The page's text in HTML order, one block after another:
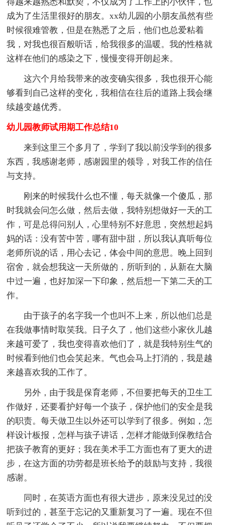
成为了生活里很好的朋友。xx幼儿园的小朋友虽然有些
时候很难管教，但是在熟悉了之后，他们也总爱粘着
我，对我也很百般听话，给我很多的温暖。我的性格就
这样在他们的感染之下，慢慢变得开朗起来。
这六个月给我带来的改变确实很多，我也很开心能
够看到自己这样的变化，我相信在往后的道路上我会继
续越变越优秀。
幼儿园教师试用期工作总结10
来到这里三个多月了，学到了我以前没学到的很多
东西，我感谢老师，感谢园里的领导，对我工作的信任
与支持。
刚来的时候我什么也不懂，每天就像一个傻瓜，那
时我就会问怎么做，然后去做，我特别想做好一天的工
作，可是总得问别人，心里特别不好意思，突然想起妈
妈的话：没有苦中苦，哪有甜中甜，所以我认真听每位
老师所说的话，用心去记，体会中间的意思。晚上回到
宿舍，就会想我这一天所做的，所听到的，从新在大脑
中过一遍，也好加深一下印象，然后想一下第二天的工
作。
由于孩子的名字我一个也叫不上来，所以他们总是
在我做事情时取笑我。日子久了，他们这些小家伙儿越
来越可爱了，我也变得喜欢他们了，就是我特别生气的
时候看到他们也会笑起来。气也会马上打消的，我是越
来越喜欢我的工作了。
另外，由于我是保育老师，不但要把每天的卫生工
作做好，还要看护好每一个孩子，保护他们的安全是我
的职责。每天做卫生以外还可以学到了很多。例如，怎
样设计板报，怎样与孩子讲话，怎样才能做到保教结合
把孩子教育的更好；我在美术手工方面也有了更大的进
步，在这方面的功劳都是班长给予的鼓励与支持，我很
感谢。
同时，在英语方面也有很大进步，原来没见过的没
听到过的，甚至于忘记的又重新复习了一遍。现在不但